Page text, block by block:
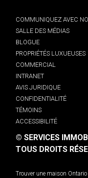
COMMUNIQUEZ AVEC
SALLE DES MÉDIAS
BLOGUE
PROPRIÉTÉS LUXUEUSES
COMMERCIAL
INTRANET
AVIS JURIDIQUE
CONFIDENTIALITÉ
TÉMOINS
ACCESSIBILITÉ
© SERVICES
TOUS DROITS
Trouver une maison Ontario